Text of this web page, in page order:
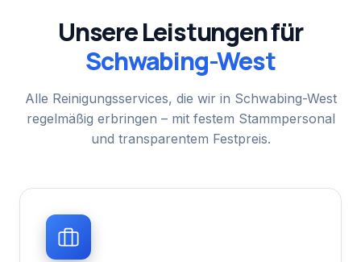
Unsere Leistungen für
Schwabing-West
Alle Reinigungsservices, die wir in Schwabing-West
regelmäßig erbringen – mit festem Stammpersonal
und transparentem Festpreis.